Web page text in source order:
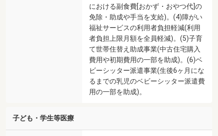
における副食費[おかず・おやつ代]の
免除・助成や手当を支給)。(4)障がい
福祉サービスの利用者負担軽減(利用
者負担上限月額を全員軽減)。(5)子育
て世帯住替え助成事業(中古住宅購入
費用や初期費用の一部を助成)。(6)ベ
ビーシッター派遣事業(生後6ヶ月にな
るまでの乳児のベビーシッター派遣費
用の一部を助成)。
子ども・学生等医療